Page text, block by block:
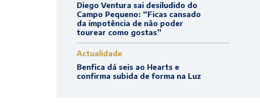
Diego Ventura sai desiludido do
Campo Pequeno: “Ficas cansado
da impotência de não poder
tourear como gostas”
Actualidade
Benfica dá seis ao Hearts e
confirma subida de forma na Luz